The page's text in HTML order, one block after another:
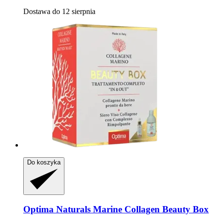
Dostawa do 12 sierpnia
Do koszyka
Optima Naturals Marine Collagen Beauty Box